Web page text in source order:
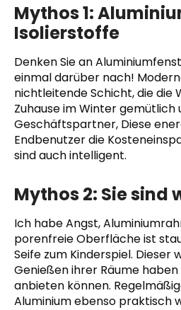
Mythos 1:
Isolierstoffe
Denken Sie an
einmal darüber nach!
nichtleitende Schicht, die die
Zuhause im Winter gemütlich
Geschäftspartner, Diese
Endbenutzer die
sind auch intelligent.
Mythos 2: Sie
Ich habe Angst,
porenfreie Oberfläche ist
Seife zum Kinderspiel.
Genießen ihrer Räume
anbieten können.
Aluminium ebenso praktisch